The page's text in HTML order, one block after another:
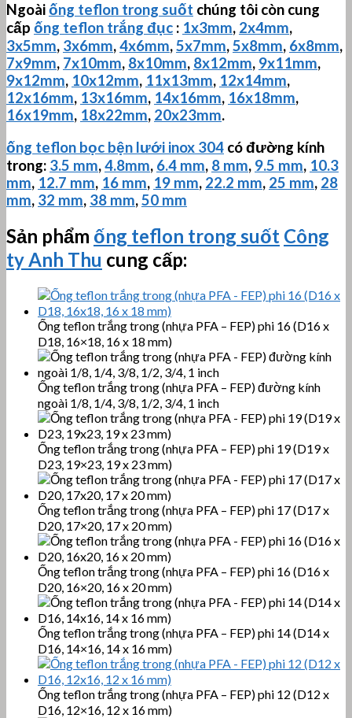
Ngoàiống teflon trong suốt chúng tôi còn cung
cấp ống teflon trắng đục : 1x3mm, 2x4mm,
3x5mm, 3x6mm,4x6mm,5x7mm,5x8mm, 6x8mm,
7x9mm, 7x10mm, 8x10mm, 8x12mm, 9x11mm,
9x12mm, 10x12mm, 11x13mm, 12x14mm,
12x16mm, 13x16mm, 14x16mm, 16x18mm,
16x19mm, 18x22mm, 20x23mm.
ống teflon bọc bện lưới inox 304 có đường kính
trong: 3.5 mm,4.8mm, 6.4 mm, 8 mm, 9.5 mm, 10.3
mm, 12.7 mm, 16 mm, 19 mm, 22.2 mm, 25 mm, 28
mm, 32 mm, 38 mm,50 mm
Sản phẩm ống teflon trong suốt Công
ty Anh Thu cung cấp:
Ống teflon trắng trong (nhựa PFA – FEP) phi 16 (D16 x
D18, 16×18, 16 x 18 mm)
Ống teflon trắng trong (nhựa PFA – FEP) đường kính
ngoài 1/8, 1/4, 3/8, 1/2, 3/4, 1 inch
Ống teflon trắng trong (nhựa PFA – FEP) phi 19 (D19 x
D23, 19×23, 19 x 23 mm)
Ống teflon trắng trong (nhựa PFA – FEP) phi 17 (D17 x
D20, 17×20, 17 x 20 mm)
Ống teflon trắng trong (nhựa PFA – FEP) phi 16 (D16 x
D20, 16×20, 16 x 20 mm)
Ống teflon trắng trong (nhựa PFA – FEP) phi 14 (D14 x
D16, 14×16, 14 x 16 mm)
Ống teflon trắng trong (nhựa PFA – FEP) phi 12 (D12 x
D16, 12×16, 12 x 16 mm)